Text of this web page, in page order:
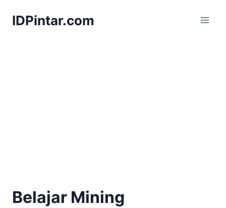
IDPintar.com
Belajar Mining